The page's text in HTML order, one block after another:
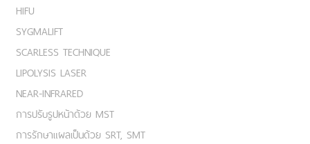
HIFU
SYGMALIFT
SCARLESS TECHNIQUE
LIPOLYSIS LASER
NEAR-INFRARED
การปรับรูปหน้าด้วย MST
การรักษาแผลเป็นด้วย SRT, SMT